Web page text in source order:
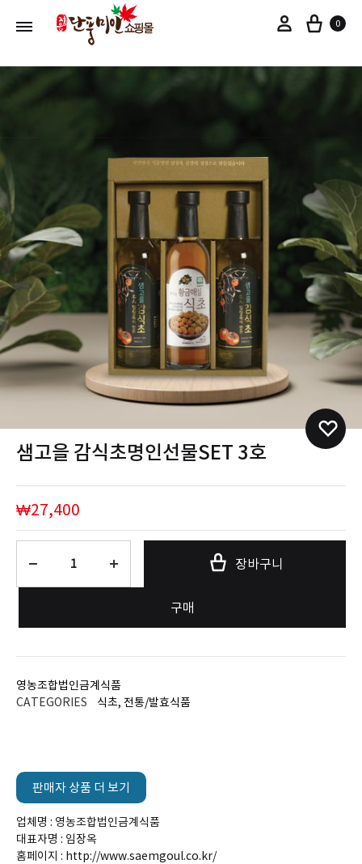
마이페이지
장바
0
샘고을 감식초명인선물SET 3호
₩27,400
장바구니
구매
영농조합법인금계식품
CATEGORIES
식초, 전통/발효식품
판매자 상품 더 보기
업체명 : 영농조합법인금계식품
대표자명 : 임장옥
홈페이지 : http://www.saemgoul.co.kr/